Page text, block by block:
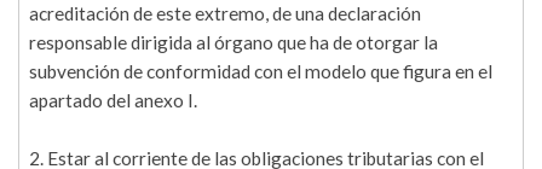
acreditación de este extremo, de una declaración
responsable dirigida al órgano que ha de otorgar la
subvención de conformidad con el modelo que figura en el
apartado del anexo I.
2. Estar al corriente de las obligaciones tributarias con el